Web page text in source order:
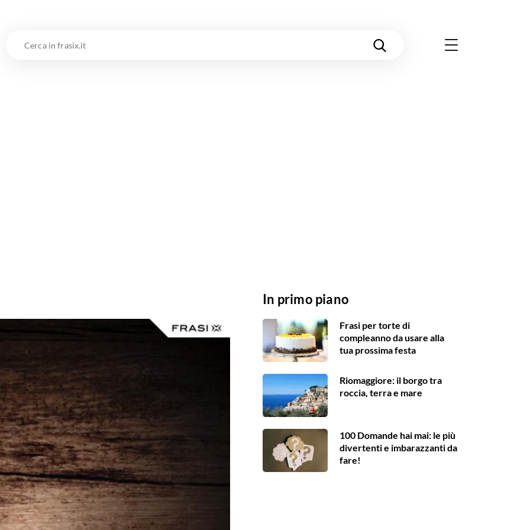
In primo piano
Frasi per torte di
compleanno da usare alla
tua prossima festa
Riomaggiore: il borgo tra
roccia, terra e mare
100 Domande hai mai: le più
divertenti e imbarazzanti da
fare!